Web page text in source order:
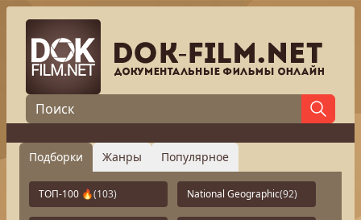
Подборки Жанры Популярное
ТОП-100 🔥(103) National Geographic(92)